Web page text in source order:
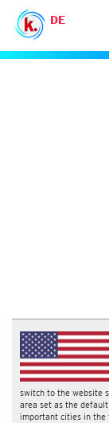
DE
switch to the website
area set as the
important cities in the